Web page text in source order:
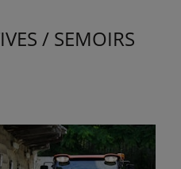
/ SEMOIRS